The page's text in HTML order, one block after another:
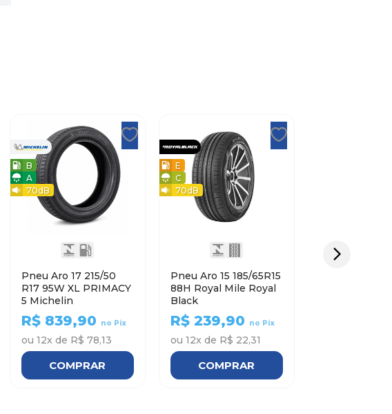
B
A
70dB
Pneu Aro 17 215/50
R17 95W XL PRIMACY
5 Michelin
R$ 839,90 no Pix
ou 12x de R$ 78,13
COMPRAR
E
C
70dB
Pneu Aro 15 185/65R15
88H Royal Mile Royal
Black
R$ 239,90 no Pix
ou 12x de R$ 22,31
COMPRAR